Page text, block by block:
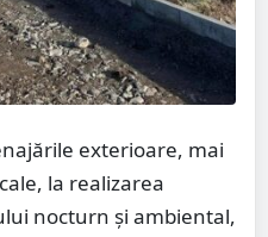
exterioare, mai
la realizarea
nocturn și ambiental,